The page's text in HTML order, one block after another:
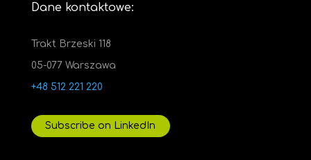
Dane kontaktowe:
Trakt Brzeski 118
05-077 Warszawa
+48 512 221 220
Subscribe on LinkedIn